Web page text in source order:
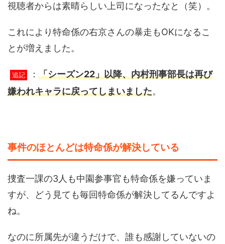
視聴者からは素晴らしい上司になったなと（笑）。
これにより特命係の右京さんの暴走もOKになるこ
とが増えました。
追記 ： 「シーズン22」以降、内村刑事部長は再び
嫌われキャラに戻ってしまいました。
事件のほとんどは特命係が解決している
捜査一課の3人も中園参事官も特命係を嫌っていま
すが、どう見ても毎回特命係が解決してるんですよ
ね。
なのに所属先が違うだけで、誰も感謝していないの